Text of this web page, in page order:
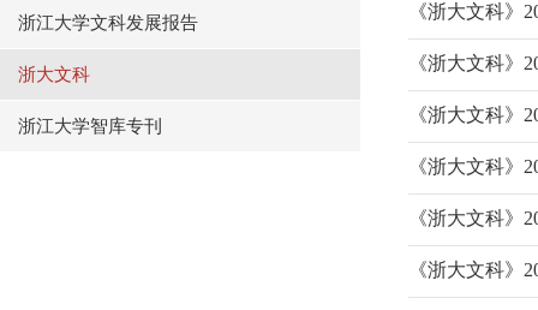
浙江大学文科发展报告
浙大文科
浙江大学智库专刊
《浙大文科》
《浙大文科》
《浙大文科》
《浙大文科》
《浙大文科》
《浙大文科》